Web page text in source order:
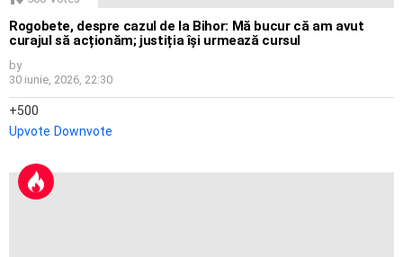
Rogobete, despre cazul de la Bihor: Mă bucur că am avut
curajul să acționăm; justiția își urmează cursul
by
30 iunie, 2026, 22:30
500
Upvote Downvote